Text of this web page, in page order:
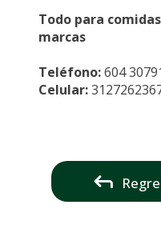
Todo para
marcas
Teléfono:604
Celular: